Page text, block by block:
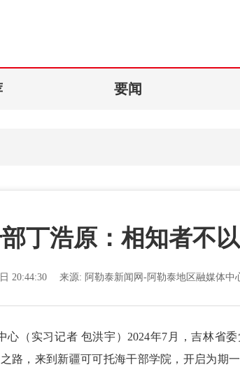
要闻
丁浩原：相知者不
20:44:30 来源: 阿勒泰新闻网-阿勒泰地区融媒体中
（实习记者 包洪宇）2024年7月，吉林省委
路，来到新疆可可托海干部学院，开启为期